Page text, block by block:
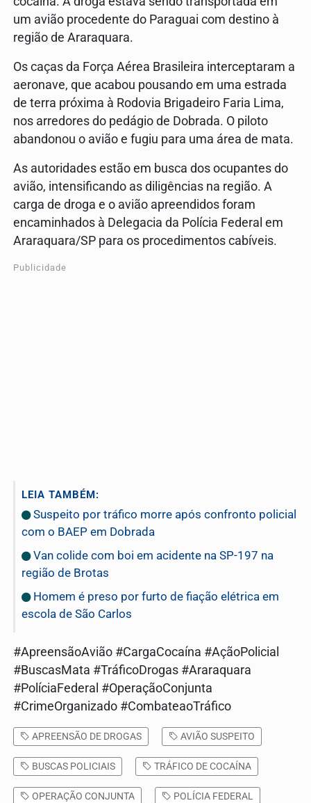
um avião procedente do Paraguai com destino à
região de Araraquara.
Os caças da Força Aérea Brasileira interceptaram a
aeronave, que acabou pousando em uma estrada
de terra próxima à Rodovia Brigadeiro Faria Lima,
nos arredores do pedágio de Dobrada. O piloto
abandonou o avião e fugiu para uma área de mata.
As autoridades estão em busca dos ocupantes do
avião, intensificando as diligências na região. A
carga de droga e o avião apreendidos foram
encaminhados à Delegacia da Polícia Federal em
Araraquara/SP para os procedimentos cabíveis.
Publicidade
LEIA TAMBÉM:
Suspeito por tráfico morre após confronto policial
com o BAEP em Dobrada
Van colide com boi em acidente na SP-197 na
região de Brotas
Homem é preso por furto de fiação elétrica em
escola de São Carlos
#ApreensãoAvião #CargaCocaína #AçãoPolicial
#BuscasMata #TráficoDrogas #Araraquara
#PolíciaFederal #OperaçãoConjunta
#CrimeOrganizado #CombateaoTráfico
APREENSÃO DE DROGAS AVIÃO SUSPEITO
BUSCAS POLICIAIS TRÁFICO DE COCAÍNA
OPERAÇÃO CONJUNTA POLÍCIA FEDERAL